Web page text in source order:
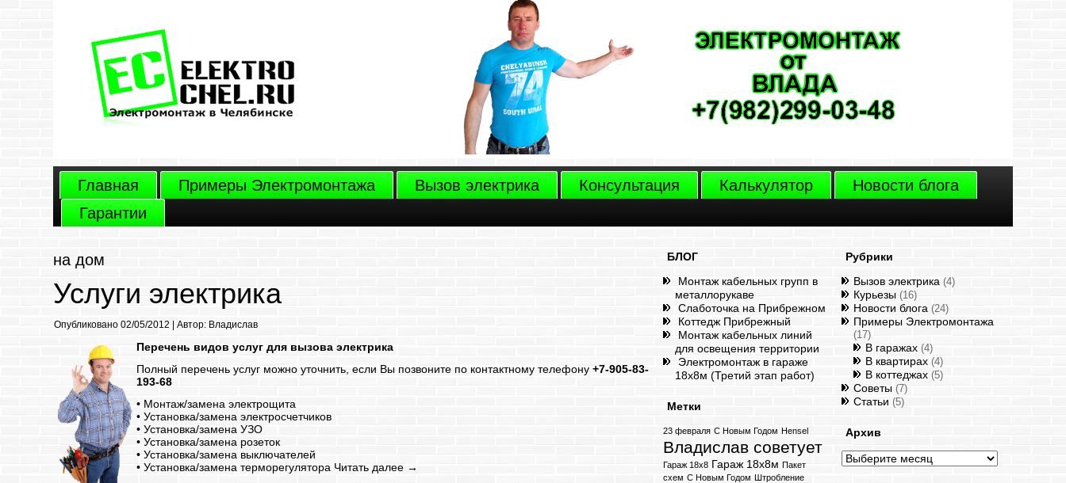
Главная Примеры Электромонтажа Вызов электрика Консультация Калькулятор
Новости блога
Гарантии
на дом
Услуги электрика
Опубликовано 02/05/2012 |Автор: Владислав
Перечень видов услуг для вызова электрика
Полный перечень услуг можно уточнить, если Вы позвоните по контактному телефону+7-905-83-
193-68
• Монтаж/замена электрощита
• Установка/замена электросчетчиков
• Установка/замена УЗО
• Установка/замена розеток
• Установка/замена выключателей
• Установка/замена терморегулятора Читать далее →
БЛОГ
Монтаж кабельных групп в
металлорукаве
Слаботочка на Прибрежном
Коттедж Прибрежный
Монтаж кабельных линий
для освещения территории
Электромонтаж в гараже
18х8м (Третий этап работ)
Метки
23 февраля C Новым Годом Hensel
Владислав советует
Гараж 18х8 Гараж 18х8м Пакет
схем С Новым Годом Штробление
Рубрики
Вызов электрика (4)
Курьезы (16)
Новости блога (24)
Примеры Электромонтажа
(17)
В гаражах (4)
В квартирах (4)
В коттеджах (5)
Советы (7)
Статьи (5)
Архив
Архив